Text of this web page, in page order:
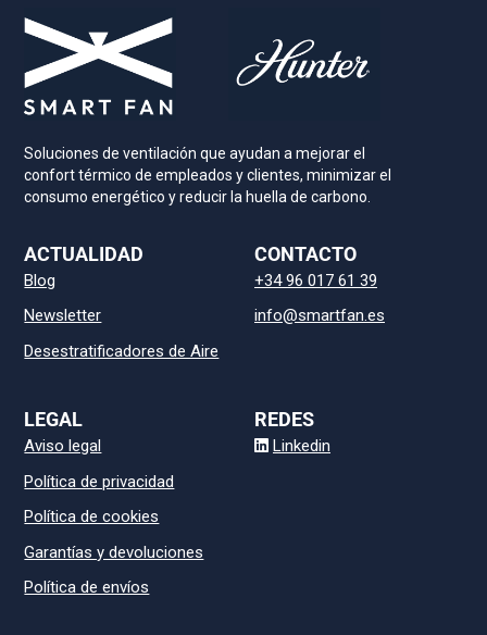
Soluciones de ventilación que ayudan a mejorar el
confort térmico de empleados y clientes, minimizar el
consumo energético y reducir la huella de carbono.
ACTUALIDAD
Blog
Newsletter
Desestratificadores de Aire
CONTACTO
+34 96 017 61 39
info@smartfan.es
LEGAL
Aviso legal
Política de privacidad
Política de cookies
Garantías y devoluciones
Política de envíos
REDES
Linkedin